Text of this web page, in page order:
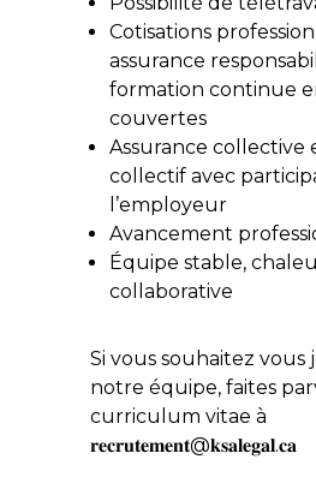
Cotisations
assurance
formation continue
couvertes
Assurance collective
collectif avec
l’employeur
Avancement
Équipe stable,
collaborative
Si vous souhaitez vous
notre équipe, faites
curriculum vitae à
𝐫𝐞𝐜𝐫𝐮𝐭𝐞𝐦𝐞𝐧𝐭@𝐤𝐬𝐚𝐥𝐞𝐠𝐚𝐥.𝐜𝐚